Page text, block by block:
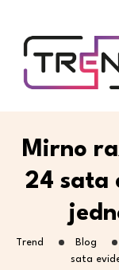
Mirno
24 sata
Trend Blog
sata